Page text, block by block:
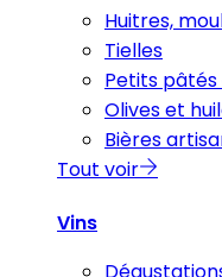
Huitres,
Tielles
Petits pâtés
Olives et
Bières
Tout voir
Vins